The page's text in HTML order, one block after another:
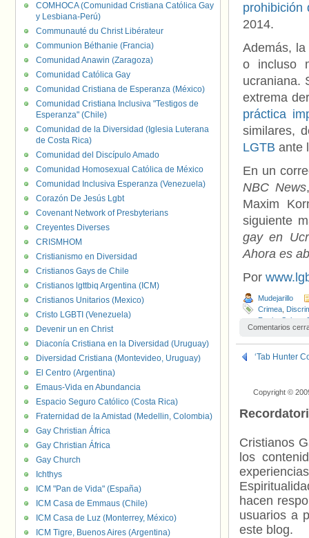
prohibición
2014.
Además,
o incluso
ucraniana.
extrema
práctica
similares,
LGTB ante
En un
NBC News
Maxim
siguiente
gay en
Ahora es
Por
Mudejarillo
Crimea
Rusia
Salem
Comentarios
‘Tab Hunter
Copyright ©
Cristianos
los
hacen
usuarios a
este blog.
COMHOCA (Comunidad Cristiana Católica Gay
y Lesbiana-Perú)
Communauté du Christ Libérateur
Communion Béthanie (Francia)
Comunidad Anawin (Zaragoza)
Comunidad Católica Gay
Comunidad Cristiana de Esperanza (México)
Comunidad Cristiana Inclusiva "Testigos de
Esperanza" (Chile)
Comunidad de la Diversidad (Iglesia Luterana
de Costa Rica)
Comunidad del Discípulo Amado
Comunidad Homosexual Católica de México
Comunidad Inclusiva Esperanza (Venezuela)
Corazón De Jesús Lgbt
Covenant Network of Presbyterians
Creyentes Diverses
CRISMHOM
Cristianismo en Diversidad
Cristianos Gays de Chile
Cristianos lgttbiq Argentina (ICM)
Cristianos Unitarios (Mexico)
Cristo LGBTI (Venezuela)
Devenir un en Christ
Diaconía Cristiana en la Diversidad (Uruguay)
Diversidad Cristiana (Montevideo, Uruguay)
El Centro (Argentina)
Emaus-Vida en Abundancia
Espacio Seguro Católico (Costa Rica)
Fraternidad de la Amistad (Medellin, Colombia)
Gay Christian África
Gay Christian África
Gay Church
Ichthys
ICM "Pan de Vida" (España)
ICM Casa de Emmaus (Chile)
ICM Casa de Luz (Monterrey, México)
ICM Tigre, Buenos Aires (Argentina)